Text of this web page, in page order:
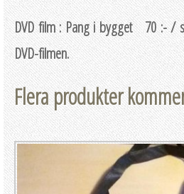
DVD film : Pang i bygget 70 :- /
DVD-filmen.
Flera produkter